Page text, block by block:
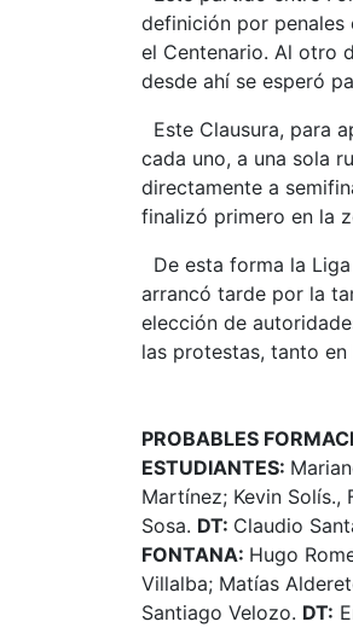
definición por penales
el Centenario. Al otro
desde ahí se esperó
Este Clausura, para
cada uno, a una sola
directamente a
finalizó primero en la
De esta forma la
arrancó tarde por la
elección de
las protestas, tanto en
PROBABLES
ESTUDIANTES:
Martínez; Kevin Solís.,
Sosa. DT: Claudio
FONTANA: Hugo
Villalba; Matías
Santiago Velozo. DT: